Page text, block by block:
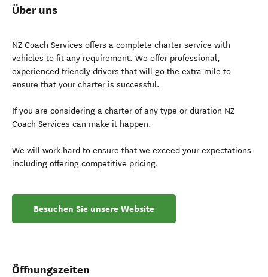
Über uns
NZ Coach Services offers a complete charter service with
vehicles to fit any requirement. We offer professional,
experienced friendly drivers that will go the extra mile to
ensure that your charter is successful.
If you are considering a charter of any type or duration NZ
Coach Services can make it happen.
We will work hard to ensure that we exceed your expectations
including offering competitive pricing.
Besuchen Sie unsere Website
Öffnungszeiten